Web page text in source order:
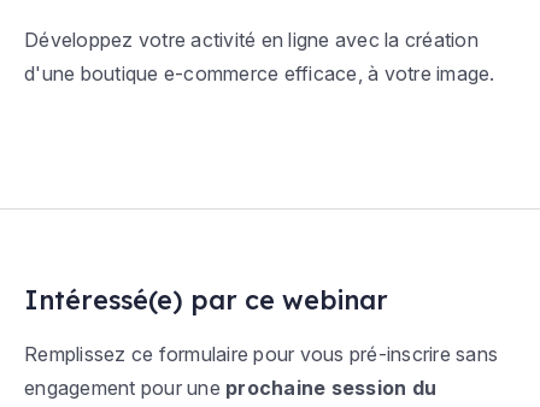
Développez votre activité en ligne avec la création
d'une boutique e-commerce efficace, à votre image.
Intéressé(e) par ce webinar
Remplissez ce formulaire pour vous pré-inscrire sans
engagement pour une prochaine session du